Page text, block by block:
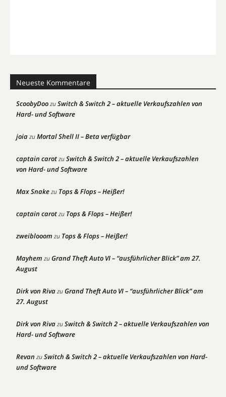
Neueste Kommentare
ScoobyDoozuSwitch & Switch 2 – aktuelle Verkaufszahlen von
Hard- und Software
joiazuMortal Shell II – Beta verfügbar
captain carotzuSwitch & Switch 2 – aktuelle Verkaufszahlen
von Hard- und Software
Max Snakezu Tops & Flops – Heißer!
captain carotzu Tops & Flops – Heißer!
zweiblooom zu Tops & Flops – Heißer!
Mayhem zuGrand Theft Auto VI – “ausführlicher Blick” am 27.
August
Dirk von RivazuGrand Theft Auto VI – “ausführlicher Blick” am
27. August
Dirk von RivazuSwitch & Switch 2 – aktuelle Verkaufszahlen von
Hard- und Software
Revan zuSwitch & Switch 2 – aktuelle Verkaufszahlen von Hard-
und Software